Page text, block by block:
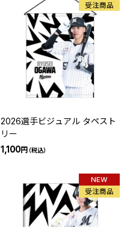
受注商品
2026選手ビジュアル タペスト
リー
1,100円（税込）
NEW
受注商品